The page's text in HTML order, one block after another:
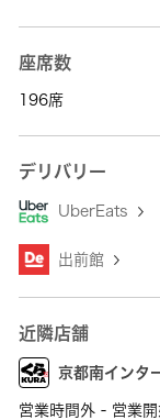
座席数
196席
デリバリー
UberEats
出前館
近隣店舗
京都南インタ
営業時間外 - 営業